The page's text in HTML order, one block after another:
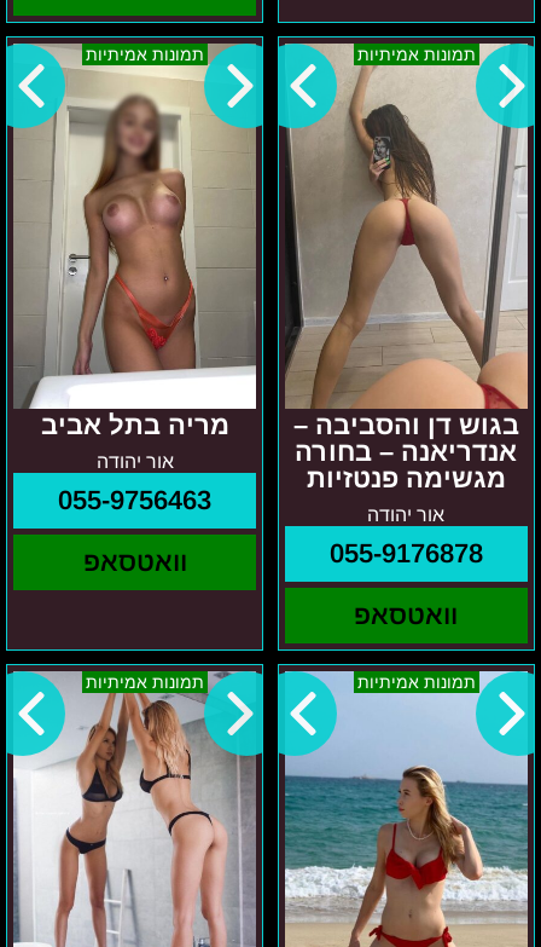
תמונות אמיתיות
בגוש דן והסביבה –
אנדריאנה – בחורה
מגשימה פנטזיות
אור יהודה
055-9176878
וואטסאפ
בגוש
דן
והסביבה
–
אנדריאנה
בחורה
מגשימה
פנטזיות
תמונות אמיתיות
מריה בתל אביב
אור יהודה
055-9756463
וואטסאפ
מריה
בתל
תמונות אמיתיות
איזור
המרכז
אישה
ישראלית
אוקראינית
בת
עשרים
ושלוש
תמונות אמיתיות
מרגריטה
–
תא